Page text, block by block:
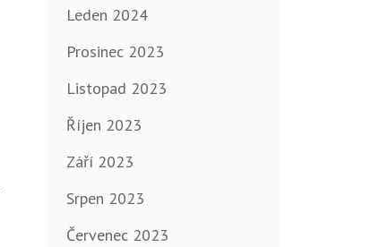
Leden 2024
Prosinec 2023
Listopad 2023
Říjen 2023
Září 2023
Srpen 2023
Červenec 2023